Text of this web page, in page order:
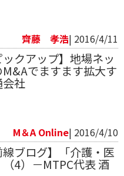
齊藤 孝浩| 2016/4/11
ックアップ】地場ネッ
M&Aでますます拡大す
社
M＆A Online| 2016/4/10
線ブログ】「介護・医
4）－MTPC代表 酒